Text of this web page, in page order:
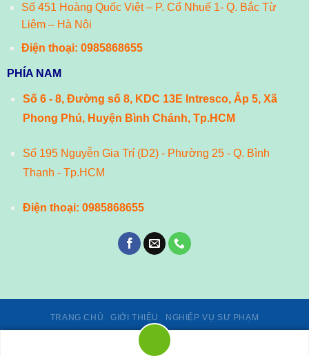
Số 451 Hoàng Quốc Việt – P. Cổ Nhuế 1- Q. Bắc Từ
Liêm – Hà Nội
Điện thoại: 0985868655
PHÍA NAM
Số 6 - 8, Đường số 8, KDC 13E Intresco, Ấp 5, Xã
Phong Phú, Huyện Bình Chánh, Tp.HCM
Số 195 Nguyễn Gia Trí (D2) - Phường 25 - Q. Bình
Thạnh - Tp.HCM
Điện thoại: 0985868655
TRANG CHỦ GIỚI THIỆU NGHIỆP VỤ SƯ PHẠM
Giấy phép số 02/GP-TTĐT, ngày 24/01/2014 của Cục Phát thanh,
truyền hình và Thông tin điện tử - Bộ Thông tin và Truyền thông.